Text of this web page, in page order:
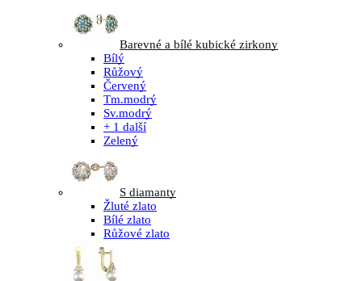
Barevné a bílé kubické zirkony
Bílý
Růžový
Červený
Tm.modrý
Sv.modrý
+ 1 další
Zelený
S diamanty
Žluté zlato
Bílé zlato
Růžové zlato